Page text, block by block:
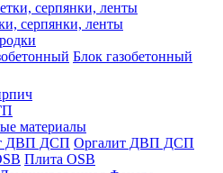
серпянки, ленты
Блок газобетонный
материалы
Оргалит ДВП ДСП
Плита OSB